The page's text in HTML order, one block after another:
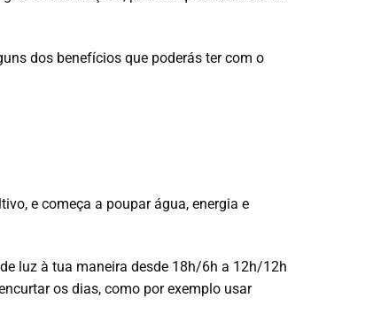
dos benefícios que poderás ter com o
e começa a poupar água, energia e
luz à tua maneira desde 18h/6h a 12h/12h
os dias, como por exemplo usar